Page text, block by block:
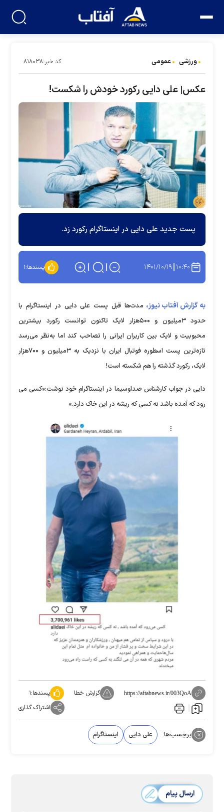
ورزشی عمومی کد خبر:۸۱۸۰۳۸
عکس| علی دایی رکورد خودش را شکست!
پست جدید علی دایی در اینستاگرام رکورد زد.
۱۰:۴۰ ۱۴۰۱/۱۰/۱۹ پسندها:۱
به گزارش آفتاب نیوز، مدت‌ها قبل پست علی دایی در اینستاگرام با
حدود ۳میلیون و ۵۰۰هزار لایک تاکنون توانست رکورد بیشترین
محبوبیت و لایک بین کاربران ایرانی را تصاحب کند اما به‌نظر می‌رسد
تازه‌ترین پست اسطوره فوتبال ایران با نزدیک به ۳میلیون و ۷۰۰هزار
لایک، رکورد گذشته را هم شکسته است!
دایی در جواب کارشناس صداوسیما در اینستاگرام خود نوشت:«کسی می
رود که آمده باشد نه کسی که ریشه در این خاک دارد.»
https://aftabnews.ir/003QoA گزارش خطا پسندها:۱
اشتراک گذاری
برچسب‌ها: علی دایی اینستاگرام
ارسال پیام